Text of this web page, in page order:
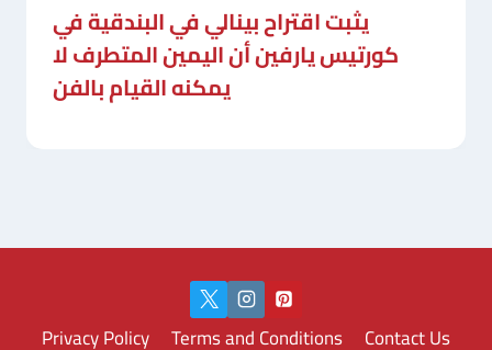
يثبت اقتراح بينالي في البندقية في
كورتيس يارفين أن اليمين المتطرف لا
يمكنه القيام بالفن
Privacy Policy Terms and Conditions Contact Us